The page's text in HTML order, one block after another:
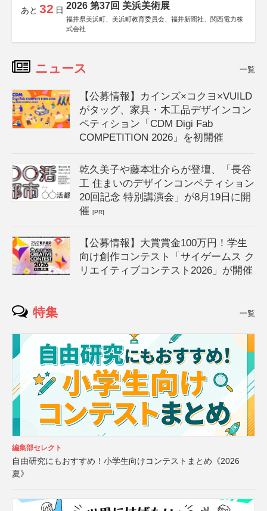
あと 32 日 2026 第37回 美浜美術展
福井県美浜町、美浜町教育委員会、福井新聞社、関西電力株
式会社
ニュース 一覧
【公募情報】カインズ×コクヨ×VUILD
がタッグ、家具・木工品デザインコン
ペティション「CDM Digi Fab
COMPETITION 2026」を初開催
乾久美子や藤本壮介らが登壇、「長谷
工 住まいのデザインコンペティション
20回記念 特別講演会」が8月19日に開
催[PR]
【公募情報】大賞賞金100万円！学生
向け創作コンテスト「サイゲームス ク
リエイティブコンテスト2026」が開催
特集 一覧
編集部セレクト
自由研究にもおすすめ！小学生向けコンテストまとめ《2026
夏》